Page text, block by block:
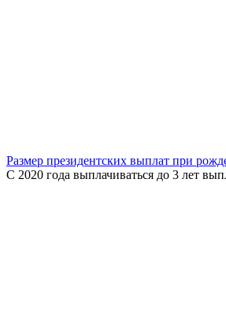
Размер президентских выплат при
С 2020 года выплачиваться до 3 лет